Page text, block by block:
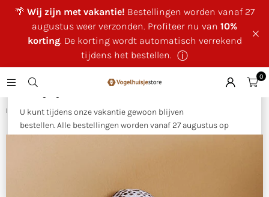
🌴 Wij zijn met vakantie! Bestellingen worden vanaf 27
augustus weer verzonden. Profiteer nu van 10%
korting. De korting wordt automatisch verrekend
tijdens het bestellen. ⓘ
×
U kunt tijdens onze vakantie gewoon blijven
bestellen. Alle bestellingen worden vanaf 27 augustus op
0
Huis Haak Sneeuwuil